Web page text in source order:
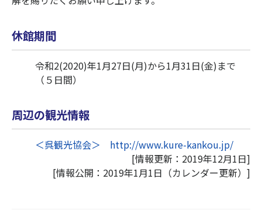
休館期間
令和2(2020)年1月27日(月)から1月31日(金)まで
（５日間）
周辺の観光情報
＜呉観光協会＞ http://www.kure-kankou.jp/
[情報更新：2019年12月1日]
[情報公開：2019年1月1日（カレンダー更新）]